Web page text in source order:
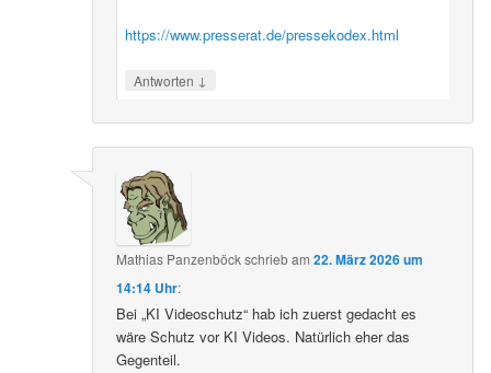
https://www.presserat.de/pressekodex.html
Antworten ↓
Mathias Panzenböckschriebam22. März 2026 um
14:14 Uhr:
Bei „KI Videoschutz“ hab ich zuerst gedacht es
wäre Schutz vor KI Videos. Natürlich eher das
Gegenteil.